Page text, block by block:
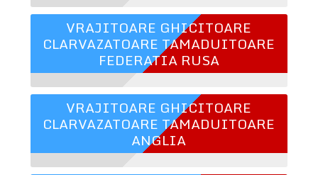
VRAJITOARE GHICITOARE
CLARVAZATOARE TAMADUITOARE
FEDERATIA RUSA
VRAJITOARE GHICITOARE
CLARVAZATOARE TAMADUITOARE
ANGLIA